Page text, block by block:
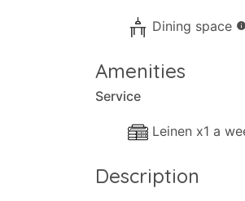
Dining space info
Amenities
Service
Leinen x1 a
Description